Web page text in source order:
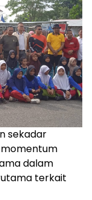
sekadar
dalam
terkait